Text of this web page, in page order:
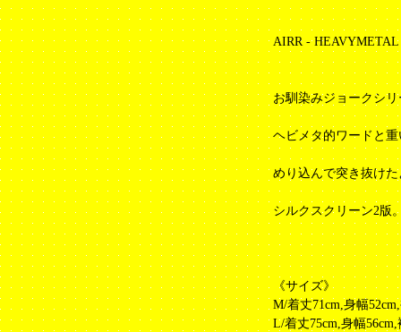
AIRR -
お馴染みジョークシ
ヘビメタ的ワードと
めり込んで突き抜け
シルクスクリーン2版
《サイズ》
M/着丈71cm,身幅
L/着丈75cm,身幅56cm,